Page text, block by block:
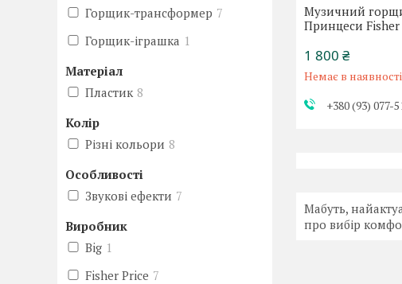
Музичний
Принцеси Fisher
1 800 ₴
Немає в наявності
+380 (93) 077-
Мабуть,
про вибір
Горщик-трансформер 7
Горщик-іграшка 1
Матеріал
Пластик 8
Колір
Різні кольори 8
Особливості
Звукові ефекти 7
Виробник
Big 1
Fisher Price 7